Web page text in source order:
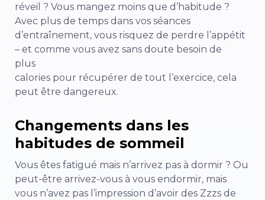
réveil ? Vous mangez moins que d’habitude ?
Avec plus de temps dans vos séances
d’entraînement, vous risquez de perdre l’appétit
– et comme vous avez sans doute besoin de
plus
calories pour récupérer de tout l’exercice, cela
peut être dangereux.
Changements dans les
habitudes de sommeil
Vous êtes fatigué mais n’arrivez pas à dormir ? Ou
peut-être arrivez-vous à vous endormir, mais
vous n’avez pas l’impression d’avoir des Zzzs de